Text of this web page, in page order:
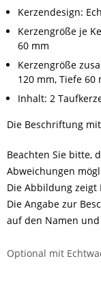
Kerzendesign:
Kerzengröße je
60 mm
Kerzengröße
120 mm, Tiefe 60
Inhalt: 2
Die Beschriftung
Beachten Sie bitte,
Abweichungen
Die Abbildung
Die Angabe zur
auf den Namen
Optional mit